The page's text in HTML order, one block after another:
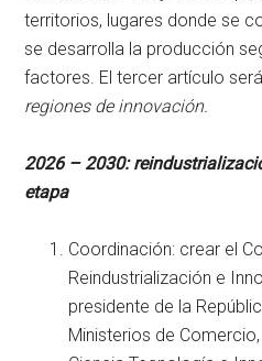
territorios, lugares donde se
se desarrolla la producción
factores. El tercer artículo
regiones de innovación.
2026 – 2030:
etapa
Coordinación: crear el
Reindustrialización e
presidente de la
Ministerios de